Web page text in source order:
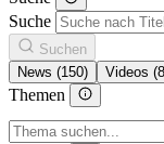
Suche
Suchen
News (150)
Videos
Themen